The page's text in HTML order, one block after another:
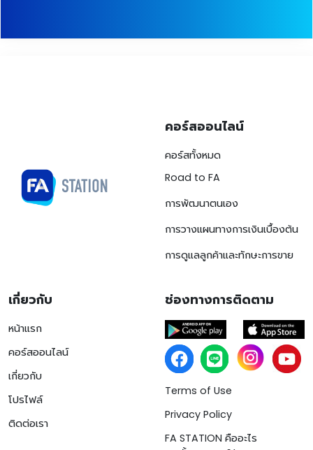
คอร์สออนไลน์
คอร์สทั้งหมด
Road to FA
การพัฒนาตนเอง
การวางแผนทางการเงินเบื้องต้น
การดูแลลูกค้าและทักษะการขาย
เกี่ยวกับ
หน้าแรก
คอร์สออนไลน์
เกี่ยวกับ
โปรไฟล์
ติดต่อเรา
ช่องทางการติดตาม
Terms of Use
Privacy Policy
FA STATION คืออะไร